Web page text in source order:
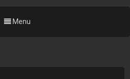
Menu